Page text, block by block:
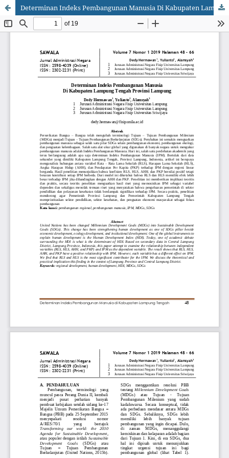
Determinan Indeks Pembangunan Manusia Di Kabupaten Lampung Tengah, Provinsi Lampung, Indonesia